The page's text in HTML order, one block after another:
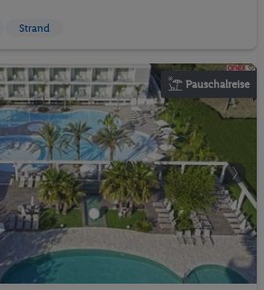
Strand
Pauschalreise